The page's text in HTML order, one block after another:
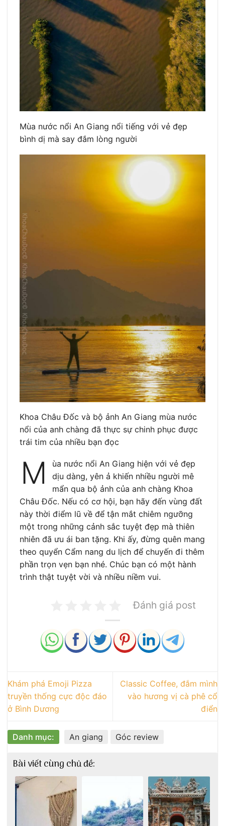
Mùa nước nổi An Giang nổi tiếng với vẻ đẹp
bình dị mà say đắm lòng người
Khoa Châu Đốc và bộ ảnh An Giang mùa nước
nổi của anh chàng đã thực sự chinh phục được
trái tim của nhiều bạn đọc
M
ùa nước nổi An Giang hiện với vẻ đẹp
dịu dàng, yên ả khiến nhiều người mê
mẩn qua bộ ảnh của anh chàng Khoa
Châu Đốc. Nếu có cơ hội, bạn hãy đến vùng đất
này thời điểm lũ về để tận mắt chiêm ngưỡng
một trong những cảnh sắc tuyệt đẹp mà thiên
nhiên đã ưu ái ban tặng. Khi ấy, đừng quên mang
theo quyển Cẩm nang du lịch để chuyến đi thêm
phần trọn vẹn bạn nhé. Chúc bạn có một hành
trình thật tuyệt vời và nhiều niềm vui.
Đánh giá post
Khám phá Emoji Pizza
truyền thống cực độc đáo
ở Bình Dương
Classic Coffee, đắm mình
vào hương vị cà phê cổ
điển
Danh mục: An giang Góc review
Bài viết cùng chủ đề: